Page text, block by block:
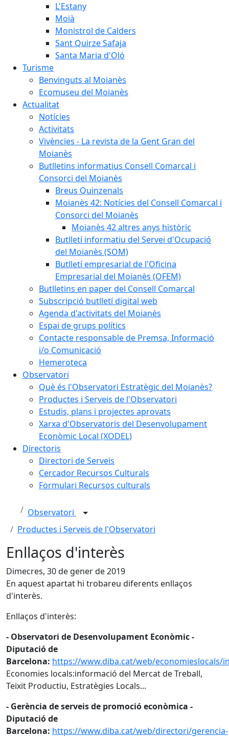
L'Estany
Moià
Monistrol de Calders
Sant Quirze Safaja
Santa Maria d'Oló
Turisme
Benvinguts al Moianès
Ecomuseu del Moianès
Actualitat
Notícies
Activitats
Vivències - La revista de la Gent Gran del
Moianès
Butlletins informatius Consell Comarcal i
Consorci del Moianès
Breus Quinzenals
Moianès 42: Notícies del Consell Comarcal i
Consorci del Moianès
Moianès 42 altres anys històric
Butlletí informatiu del Servei d'Ocupació
del Moianès (SOM)
Butlletí empresarial de l'Oficina
Empresarial del Moianès (OFEM)
Butlletins en paper del Consell Comarcal
Subscripció butlletí digital web
Agenda d'activitats del Moianès
Espai de grups polítics
Contacte responsable de Premsa, Informació
i/o Comunicació
Hemeroteca
Observatori
Què és l'Observatori Estratègic del Moianès?
Productes i Serveis de l'Observatori
Estudis, plans i projectes aprovats
Xarxa d'Observatoris del Desenvolupament
Econòmic Local (XODEL)
Directoris
Directori de Serveis
Cercador Recursos Culturals
Formulari Recursos culturals
Observatori
Productes i Serveis de l'Observatori
Enllaços d'interès
Dimecres, 30 de gener de 2019
En aquest apartat hi trobareu diferents enllaços
d'interès.
Enllaços d'interès:
- Observatori de Desenvolupament Econòmic -
Diputació de
Barcelona: https://www.diba.cat/web/economieslocals/
Economies locals:informació del Mercat de Treball,
Teixit Productiu, Estratègies Locals...
- Gerència de serveis de promoció econòmica -
Diputació de
Barcelona: https://www.diba.cat/web/directori/gerencia-